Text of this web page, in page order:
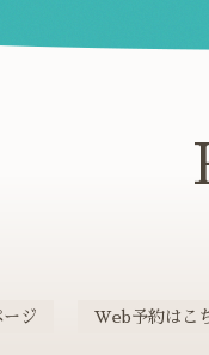
ージ Web予約はこ